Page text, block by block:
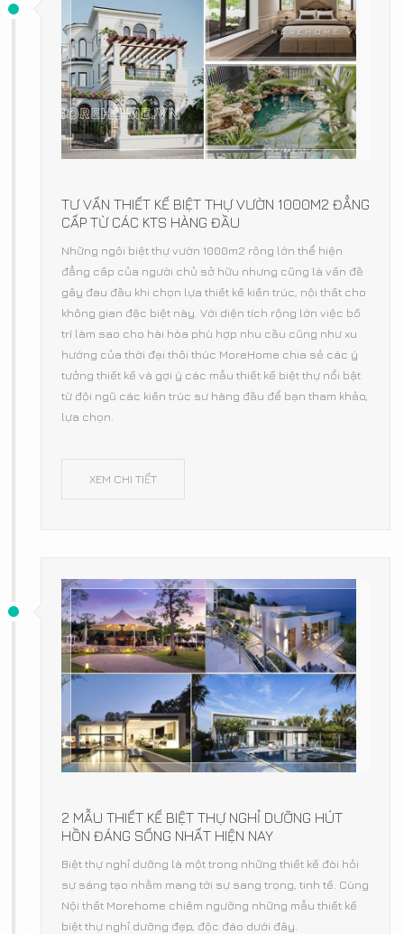
TƯ VẤN THIẾT KẾ BIỆT THỰ VƯỜN 1000M2 ĐẲNG
CẤP TỪ CÁC KTS HÀNG ĐẦU
Những ngôi biệt thự vườn 1000m2 rộng lớn thể hiện
đẳng cấp của người chủ sở hữu nhưng cũng là vấn đề
gây đau đầu khi chọn lựa thiết kế kiến trúc, nội thất cho
không gian đặc biệt này. Với diện tích rộng lớn việc bố
trí làm sao cho hài hòa phù hợp nhu cầu cũng như xu
hướng của thời đại thôi thúc MoreHome chia sẻ các ý
tưởng thiết kế và gợi ý các mẫu thiết kế biệt thự nổi bật
từ đội ngũ các kiến trúc sư hàng đầu để bạn tham khảo,
lựa chọn.
XEM CHI TIẾT
2 MẪU THIẾT KẾ BIỆT THỰ NGHỈ DƯỠNG HÚT
HỒN ĐÁNG SỐNG NHẤT HIỆN NAY
Biệt thự nghỉ dưỡng là một trong những thiết kế đòi hỏi
sự sáng tạo nhằm mang tới sự sang trọng, tinh tế. Cùng
Nội thất Morehome chiêm ngưỡng những mẫu thiết kế
biệt thự nghỉ dưỡng đẹp, độc đáo dưới đây.